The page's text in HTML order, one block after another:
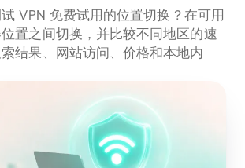
VPN 免费试用的位置切换？在可用
置之间切换，并比较不同地区的速
结果、网站访问、价格和本地内